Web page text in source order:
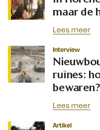
maar de
Lees meer
Interview
ruïnes:
bewaren?
Lees meer
Artikel